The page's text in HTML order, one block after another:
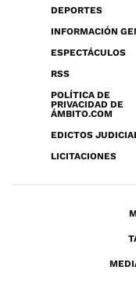
DEPORTES
INFORMACIÓN
ESPECTÁCULOS
RSS
POLÍTICA DE
PRIVACIDAD DE
ÁMBITO.COM
EDICTOS
LICITACIONES